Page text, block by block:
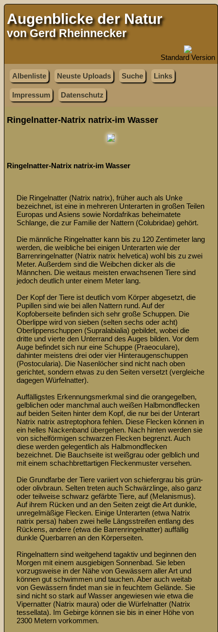
Augenblicke der Natur
von Gerd Rheinnecker
Standard Version
Albenliste Neuste Uploads Suche Links
Impressum Datenschutz
Ringelnatter-Natrix natrix-im Wasser
Ringelnatter-Natrix natrix-im Wasser
Die Ringelnatter (Natrix natrix), früher auch als Unke
bezeichnet, ist eine in mehreren Unterarten in großen Teilen
Europas und Asiens sowie Nordafrikas beheimatete
Schlange, die zur Familie der Nattern (Colubridae) gehört.
Die männliche Ringelnatter kann bis zu 120 Zentimeter lang
werden, die weibliche bei einigen Unterarten wie der
Barrenringelnatter (Natrix natrix helvetica) wohl bis zu zwei
Meter. Außerdem sind die Weibchen dicker als die
Männchen. Die weitaus meisten erwachsenen Tiere sind
jedoch deutlich unter einem Meter lang.
Der Kopf der Tiere ist deutlich vom Körper abgesetzt, die
Pupillen sind wie bei allen Nattern rund. Auf der
Kopfoberseite befinden sich sehr große Schuppen. Die
Oberlippe wird von sieben (selten sechs oder acht)
Oberlippenschuppen (Supralabialia) gebildet, wobei die
dritte und vierte den Unterrand des Auges bilden. Vor dem
Auge befindet sich nur eine Schuppe (Praeoculare),
dahinter meistens drei oder vier Hinteraugenschuppen
(Postocularia). Die Nasenlöcher sind nicht nach oben
gerichtet, sondern etwas zu den Seiten versetzt (vergleiche
dagegen Würfelnatter).
Auffälligstes Erkennungsmerkmal sind die orangegelben,
gelblichen oder manchmal auch weißen Halbmondflecken
auf beiden Seiten hinter dem Kopf, die nur bei der Unterart
Natrix natrix astreptophora fehlen. Diese Flecken können in
ein helles Nackenband übergehen. Nach hinten werden sie
von sichelförmigen schwarzen Flecken begrenzt. Auch
diese werden gelegentlich als Halbmondflecken
bezeichnet. Die Bauchseite ist weißgrau oder gelblich und
mit einem schachbrettartigen Fleckenmuster versehen.
Die Grundfarbe der Tiere variiert von schiefergrau bis grün-
oder olivbraun. Selten treten auch Schwärzlinge, also ganz
oder teilweise schwarz gefärbte Tiere, auf (Melanismus).
Auf ihrem Rücken und an den Seiten zeigt die Art dunkle,
unregelmäßige Flecken. Einige Unterarten (etwa Natrix
natrix persa) haben zwei helle Längsstreifen entlang des
Rückens, andere (etwa die Barrenringelnatter) auffällig
dunkle Querbarren an den Körperseiten.
Ringelnattern sind weitgehend tagaktiv und beginnen den
Morgen mit einem ausgiebigen Sonnenbad. Sie leben
vorzugsweise in der Nähe von Gewässern aller Art und
können gut schwimmen und tauchen. Aber auch weitab
von Gewässern findet man sie in feuchtem Gelände. Sie
sind nicht so stark auf Wasser angewiesen wie etwa die
Vipernatter (Natrix maura) oder die Würfelnatter (Natrix
tessellata). Im Gebirge können sie bis in einer Höhe von
2300 Metern vorkommen.